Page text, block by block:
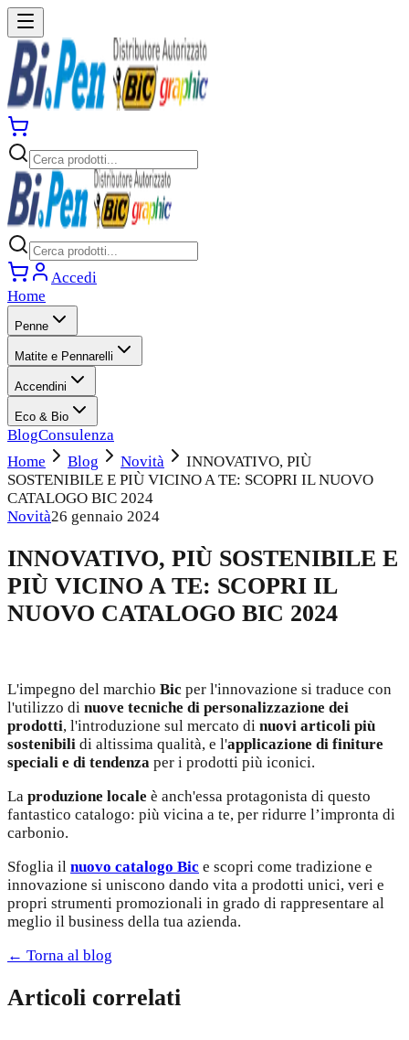
Accedi
Home
Penne
Matite e Pennarelli
Accendini
Eco & Bio
BlogConsulenza
Home
Blog Novità
INNOVATIVO, PIÙ
SOSTENIBILE E PIÙ VICINO A TE: SCOPRI IL NUOVO
CATALOGO BIC 2024
Novità26 gennaio 2024
INNOVATIVO, PIÙ SOSTENIBILE E
PIÙ VICINO A TE: SCOPRI IL
NUOVO CATALOGO BIC 2024
L'impegno del marchio Bic per l'innovazione si traduce con
l'utilizzo di nuove tecniche di personalizzazione dei
prodotti, l'introduzione sul mercato di nuovi articoli più
sostenibili di altissima qualità, e l'applicazione di finiture
speciali e di tendenza per i prodotti più iconici.
La produzione locale è anch'essa protagonista di questo
fantastico catalogo: più vicina a te, per ridurre l’impronta di
carbonio.
Sfoglia il nuovo catalogo Bic e scopri come tradizione e
innovazione si uniscono dando vita a prodotti unici, veri e
propri strumenti promozionali in grado di rappresentare al
meglio il business della tua azienda.
← Torna al blog
Articoli correlati